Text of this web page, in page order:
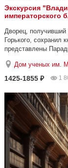
Экскурсия
императорского
Дворец, получивший
Горького, сохранил
представлены
Дом ученых им.
1425-1855 ₽ 1